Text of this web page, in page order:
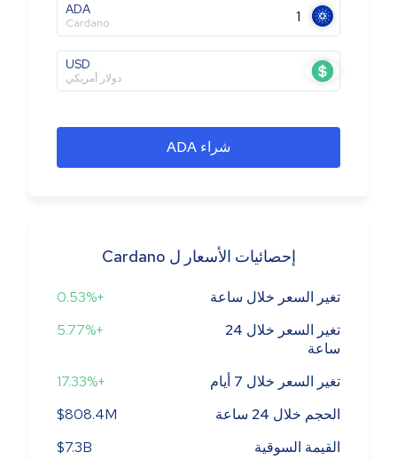
ADA
Cardano
USD
دولار أمريكي
شراء ADA
إحصائيات الأسعار ل Cardano
تغير السعر خلال ساعة
+0.53%
تغير السعر خلال 24
ساعة
+5.77%
تغير السعر خلال 7 أيام
+17.33%
الحجم خلال 24 ساعة
$808.4M
القيمة السوقية
$7.3B